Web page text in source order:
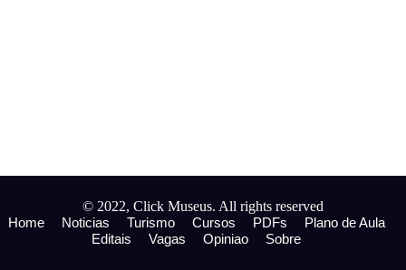
© 2022, Click Museus. All rights reserved
Home
Noticias Turismo Cursos PDFs
Plano de Aula
Editais
Vagas Opiniao Sobre